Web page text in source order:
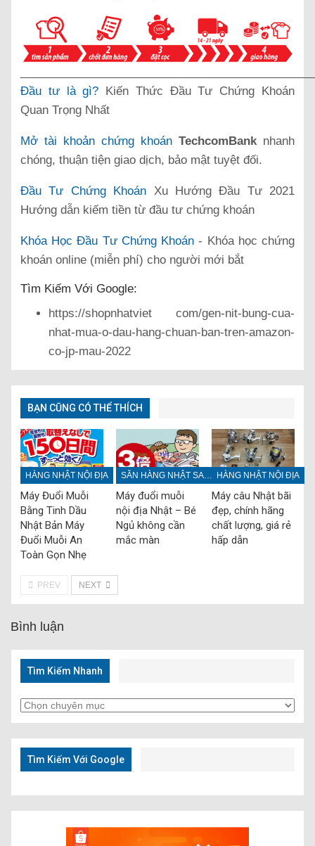
Đầu tư là gì? Kiến Thức Đầu Tư Chứng Khoán
Quan Trọng Nhất
Mở tài khoản chứng khoán TechcomBank nhanh
chóng, thuận tiện giao dịch, bảo mật tuyệt đối.
Đầu Tư Chứng Khoán Xu Hướng Đầu Tư 2021
Hướng dẫn kiếm tiền từ đầu tư chứng khoán
Khóa Học Đầu Tư Chứng Khoán - Khóa học chứng
khoán online (miễn phí) cho người mới bắt
Tìm Kiếm Với Google:
https://shopnhatviet com/gen-nit-bung-cua-
nhat-mua-o-dau-hang-chuan-ban-tren-amazon-
co-jp-mau-2022
BẠN CŨNG CÓ THỂ THÍCH
HÀNG NHẬT NỘI ĐỊA
Máy Đuổi Muỗi
Bằng Tinh Dầu
Nhật Bản Máy
Đuổi Muỗi An
Toàn Gọn Nhẹ
SĂN HÀNG NHẬT SALE OFF
Máy đuổi muỗi
nội địa Nhật – Bé
Ngủ không cần
mắc màn
HÀNG NHẬT NỘI ĐỊA
Máy câu Nhật bãi
đẹp, chính hãng
chất lượng, giá rẻ
hấp dẫn
PREV NEXT
Bình luận
Tìm Kiếm Nhanh
Tìm
Kiếm
Nhanh
Tìm Kiếm Với Google